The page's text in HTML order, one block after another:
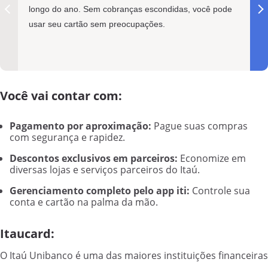
longo do ano. Sem cobranças escondidas, você pode
usar seu cartão sem preocupações.
Você vai contar com:
Pagamento por aproximação: Pague suas compras
com segurança e rapidez.
Descontos exclusivos em parceiros: Economize em
diversas lojas e serviços parceiros do Itaú.
Gerenciamento completo pelo app iti: Controle sua
conta e cartão na palma da mão.
Itaucard:
O Itaú Unibanco é uma das maiores instituições financeiras